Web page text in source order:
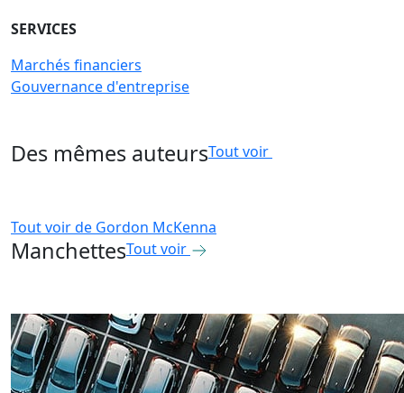
SERVICES
Marchés financiers
Gouvernance d'entreprise
Des mêmes auteursTout voir
Tout voir de Gordon McKenna
ManchettesTout voir